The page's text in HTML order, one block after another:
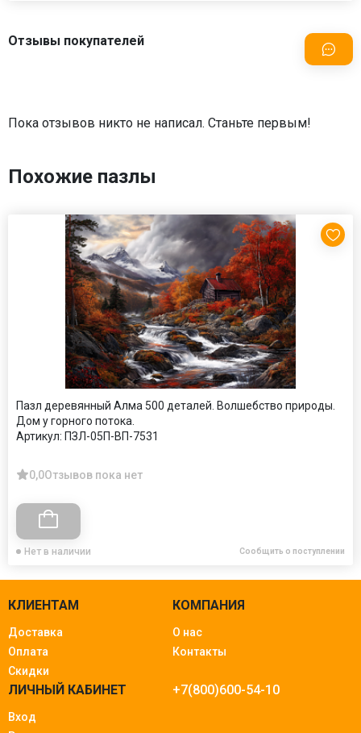
Отзывы покупателей
Пока отзывов никто не написал. Станьте первым!
Похожие пазлы
Пазл деревянный Алма 500 деталей. Волшебство природы.
Дом у горного потока.
Артикул: ПЗЛ-05П-ВП-7531
0,0Отзывов пока нет
Нет в наличии Сообщить о поступлении
КЛИЕНТАМ
Доставка
Оплата
Скидки
КОМПАНИЯ
О нас
Контакты
ЛИЧНЫЙ КАБИНЕТ
Вход
+7(800)600-54-10